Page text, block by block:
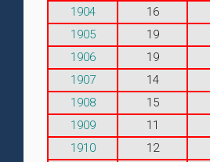
1904
16
1905
19
1906
19
1907
14
1908
15
1909
11
1910
12